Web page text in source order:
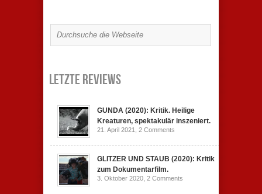
Letzte Reviews
GUNDA (2020): Kritik. Heilige
Kreaturen, spektakulär inszeniert.
21. April 2021, 2 Comments
GLITZER UND STAUB (2020): Kritik
zum Dokumentarfilm.
3. Oktober 2020, 2 Comments